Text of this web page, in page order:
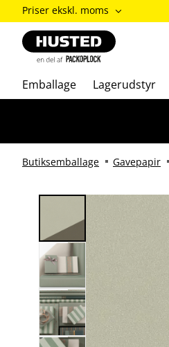
ændre
Priser
inkl.
moms
Priser
ekskl.
Priser ekskl. moms
Emballage Lagerudstyr
Butiksemballage Gavepapir